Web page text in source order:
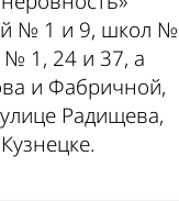
№ 1 и 9, школ №
№ 1, 24 и 37, а
и Фабричной,
Радищева,